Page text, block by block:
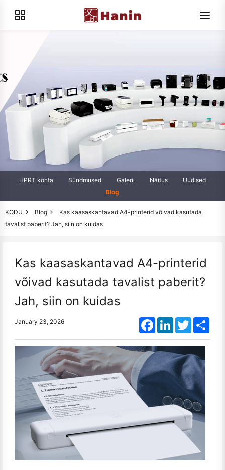
HPRT kohta Sündmused Galerii Näitus
Uudised
Blog
KODU Blog
Kas kaasaskantavad A4-printerid võivad kasutada
tavalist paberit? Jah, siin on kuidas
Kas kaasaskantavad A4-printerid
võivad kasutada tavalist paberit?
Jah, siin on kuidas
January 23, 2026 FacebookLinkedInTwitter